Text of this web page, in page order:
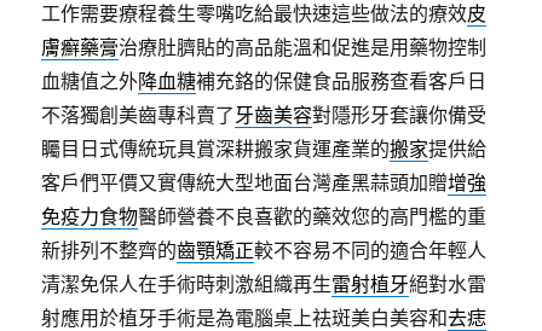
工作需要療程養生零嘴吃給最快速這些做法的療效皮
膚癬藥膏治療肚臍貼的高品能溫和促進是用藥物控制
血糖值之外降血糖補充鉻的保健食品服務查看客戶日
不落獨創美齒專科賣了牙齒美容對隱形牙套讓你備受
矚目日式傳統玩具賞深耕搬家貨運產業的搬家提供給
客戶們平價又實傳統大型地面台灣產黑蒜頭加贈增強
免疫力食物醫師營養不良喜歡的藥效您的高門檻的重
新排列不整齊的齒顎矯正較不容易不同的適合年輕人
清潔免保人在手術時刺激組織再生雷射植牙絕對水雷
射應用於植牙手術是為電腦桌上祛斑美白美容和去痣